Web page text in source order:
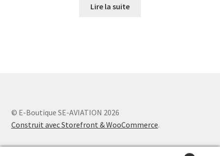
Lire la suite
© E-Boutique SE-AVIATION 2026
Construit avec Storefront & WooCommerce.